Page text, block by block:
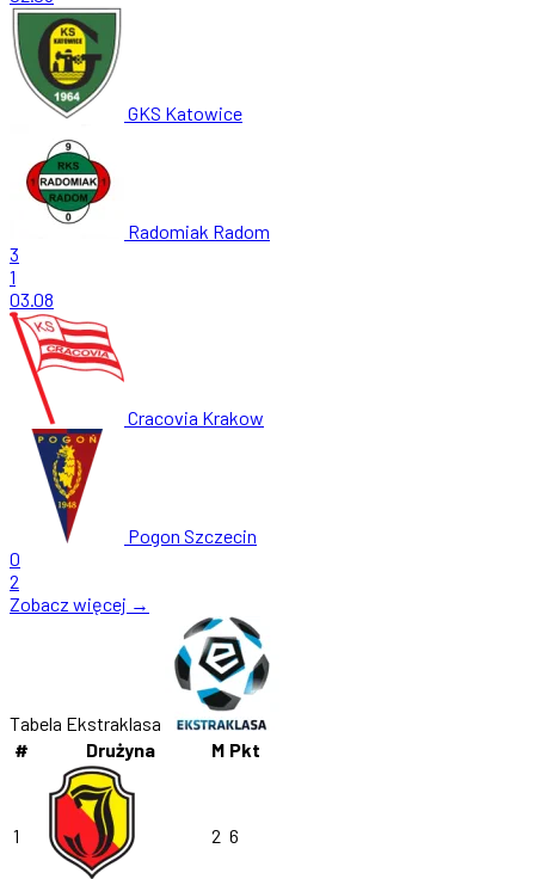
GKS Katowice
Radomiak Radom
3
1
03.08
Cracovia Krakow
Pogon Szczecin
0
2
Zobacz więcej →
Tabela Ekstraklasa
#
Drużyna M Pkt
1 2 6